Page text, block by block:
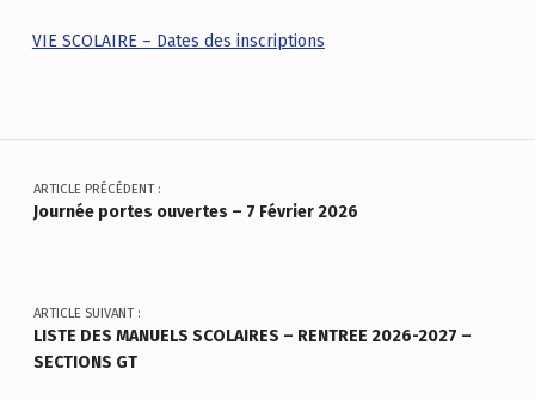
VIE SCOLAIRE – Dates des inscriptions
Navigation de l’article
ARTICLE PRÉCÉDENT :
Journée portes ouvertes – 7 Février 2026
ARTICLE SUIVANT :
LISTE DES MANUELS SCOLAIRES – RENTREE 2026-2027 –
SECTIONS GT